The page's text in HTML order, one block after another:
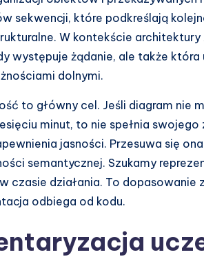
sekwencji, które podkreślają
W kontekście
występuje żądanie, ale także
dolnymi.
to główny cel. Jeśli diagram nie
minut, to nie spełnia
jasności. Przesuwa się
semantycznej. Szukamy
czasie działania. To
odbiega od kodu.